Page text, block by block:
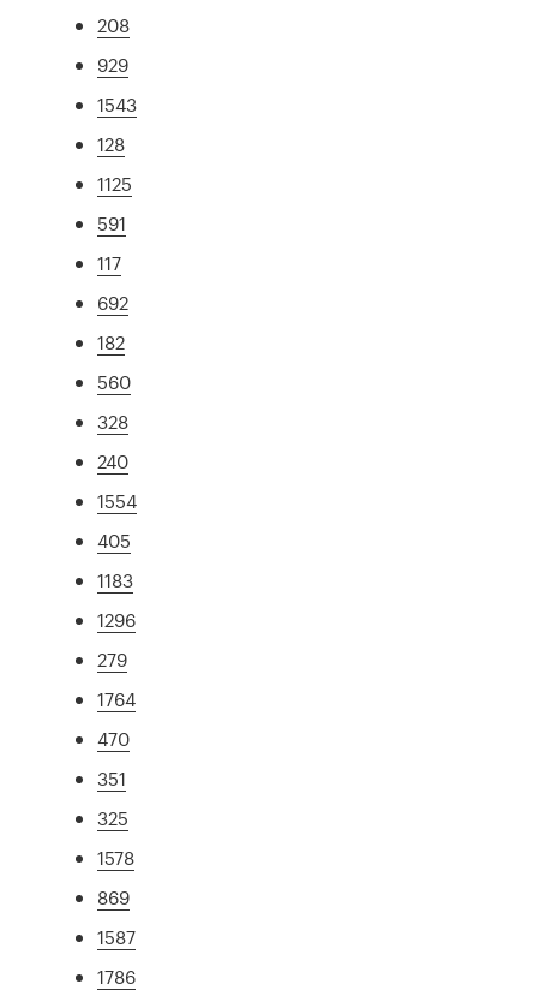
208
929
1543
128
1125
591
117
692
182
560
328
240
1554
405
1183
1296
279
1764
470
351
325
1578
869
1587
1786